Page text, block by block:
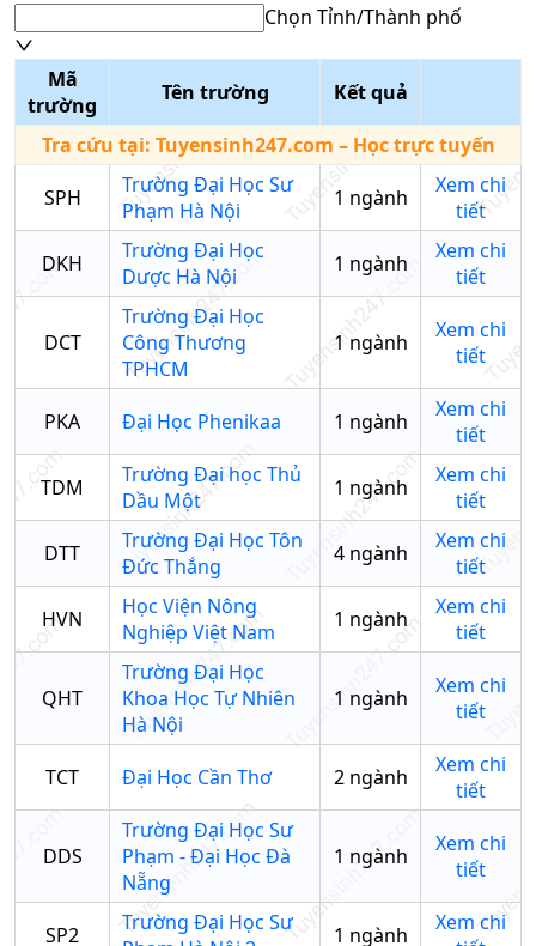
Chọn Tỉnh/Thành phố
Mã
trường
Tên trường
Kết quả
Tra cứu tại: Tuyensinh247.com – Học trực tuyến
SPH
Trường Đại Học Sư
Phạm Hà Nội
1 ngành
Xem chi
tiết
DKH
Trường Đại Học
Dược Hà Nội
1 ngành
Xem chi
tiết
DCT
Trường Đại Học
Công Thương
TPHCM
1 ngành
Xem chi
tiết
PKA Đại Học Phenikaa 1 ngành
Xem chi
tiết
TDM
Trường Đại học Thủ
Dầu Một
1 ngành
Xem chi
tiết
DTT
Trường Đại Học Tôn
Đức Thắng
4ngành
Xem chi
tiết
HVN
Học Viện Nông
Nghiệp Việt Nam
1 ngành
Xem chi
tiết
QHT
Trường Đại Học
Khoa Học Tự Nhiên
Hà Nội
1 ngành
Xem chi
tiết
TCT Đại Học Cần Thơ 2ngành
Xem chi
tiết
DDS
Trường Đại Học Sư
Phạm - Đại Học Đà
Nẵng
1 ngành
Xem chi
tiết
SP2
Trường Đại Học Sư
1 ngành
Xem chi